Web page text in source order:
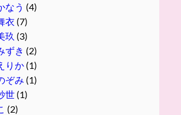
なう (4)
衣 (7)
玖 (3)
ずき (2)
りか(1)
ぞみ (1)
世(1)
(2)